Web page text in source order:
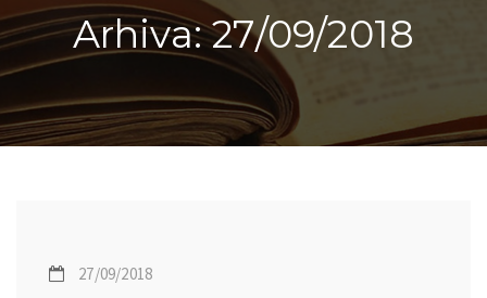
Arhiva: 27/09/2018
27/09/2018